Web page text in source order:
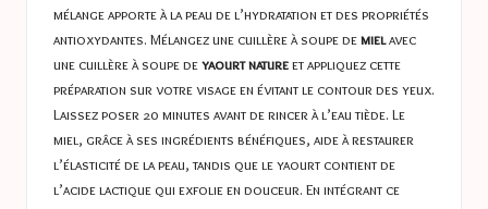
mélange apporte à la peau de l’hydratation et des propriétés
antioxydantes. Mélangez une cuillère à soupe demielavec
une cuillère à soupe deyaourt natureet appliquez cette
préparation sur votre visage en évitant le contour des yeux.
Laissez poser 20 minutes avant de rincer à l’eau tiède. Le
miel, grâce à ses ingrédients bénéfiques, aide à restaurer
l’élasticité de la peau, tandis que le yaourt contient de
l’acide lactique qui exfolie en douceur. En intégrant ce